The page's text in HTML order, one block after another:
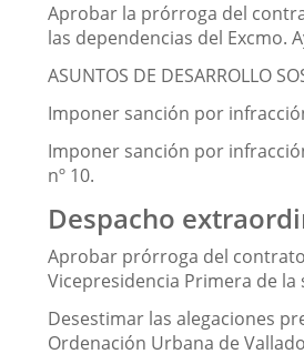
Aprobar la prórroga del
las dependencias del Excmo.
ASUNTOS DE DESARROLLO
Imponer sanción por
Imponer sanción por
nº 10.
Despacho
Aprobar prórroga del
Vicepresidencia Primera de
Desestimar las alegaciones
Ordenación Urbana de